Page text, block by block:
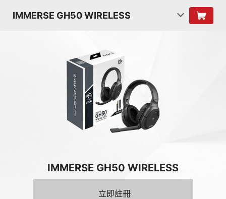
IMMERSE GH50 WIRELESS
IMMERSE GH50 WIRELESS
立即註冊